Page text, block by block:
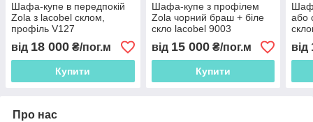
Шафа-купе в передпокій
Zola з lacobel склом,
профіль V127
від 18 000 ₴/пог.м
Купити
Шафа-купе з профілем
Zola чорний браш + біле
скло lacobel 9003
від 15 000₴/пог.м
Купити
або
від
Про нас